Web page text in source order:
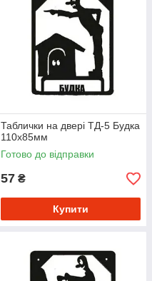
Таблички на двері ТД-5 Будка
110х85мм
Готово до відправки
57 ₴
Купити